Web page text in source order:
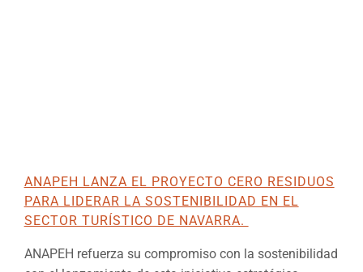
ANAPEH LANZA EL PROYECTO CERO RESIDUOS
PARA LIDERAR LA SOSTENIBILIDAD EN EL
SECTOR TURÍSTICO DE NAVARRA.
ANAPEH refuerza su compromiso con la sostenibilidad